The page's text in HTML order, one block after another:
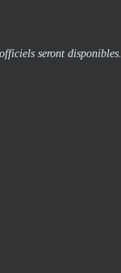
seront disponibles.